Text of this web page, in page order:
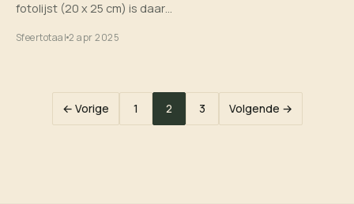
fotolijst (20 x 25 cm) is daar…
Sfeertotaal2 apr 2025
Berichten
← Vorige 1 2 3 Volgende →